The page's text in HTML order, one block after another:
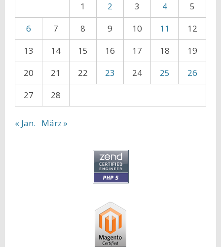
1
2 3 4
5
6
7 8 9 10 11
12
13
14 15 16 17 18
19
20
21 22 23 24 25
26
27
28
« Jan. März »